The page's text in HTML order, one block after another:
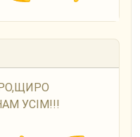
УСІМ!!!